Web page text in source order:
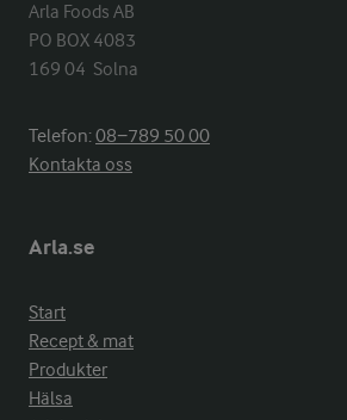
Arla Foods AB
PO BOX 4083
169 04  Solna
Telefon:08−789 50 00
Kontakta oss
Arla.se
Start
Recept & mat
Produkter
Hälsa